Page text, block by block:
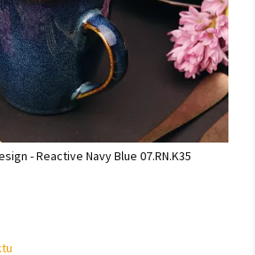
- Reactive Navy Blue 07.RN.K35